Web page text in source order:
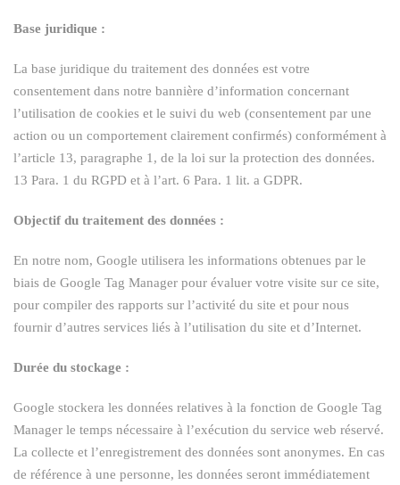
Base juridique :
La base juridique du traitement des données est votre
consentement dans notre bannière d’information concernant
l’utilisation de cookies et le suivi du web (consentement par une
action ou un comportement clairement confirmés) conformément à
l’article 13, paragraphe 1, de la loi sur la protection des données.
13 Para. 1 du RGPD et à l’art. 6 Para. 1 lit. a GDPR.
Objectif du traitement des données :
En notre nom, Google utilisera les informations obtenues par le
biais de Google Tag Manager pour évaluer votre visite sur ce site,
pour compiler des rapports sur l’activité du site et pour nous
fournir d’autres services liés à l’utilisation du site et d’Internet.
Durée du stockage :
Google stockera les données relatives à la fonction de Google Tag
Manager le temps nécessaire à l’exécution du service web réservé.
La collecte et l’enregistrement des données sont anonymes. En cas
de référence à une personne, les données seront immédiatement